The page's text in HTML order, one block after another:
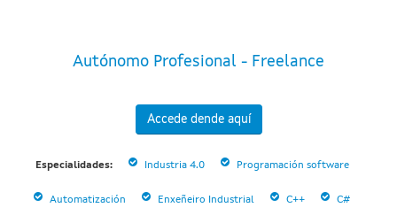
Autónomo Profesional - Freelance
Accede dende aquí
Especialidades: Industria 4.0 Programación software
Automatización Enxeñeiro Industrial C++ C#